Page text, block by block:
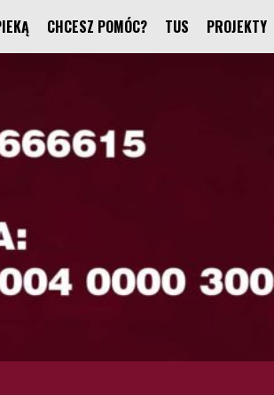
CHCESZ POMÓC? TUS PROJEKTY
SPOŁECZNYCH